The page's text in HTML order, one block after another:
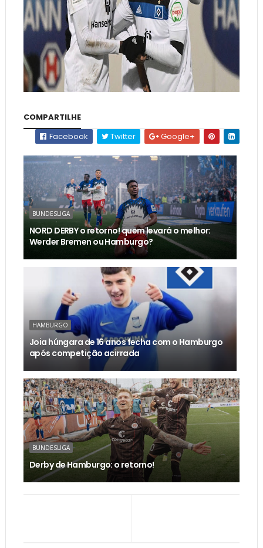
COMPARTILHE
Facebook
Twitter Google+
BUNDESLIGA
NORD DERBY o retorno! quem levará o melhor:
Werder Bremen ou Hamburgo?
HAMBURGO
Joia húngara de 16 anos fecha com o Hamburgo
após competição acirrada
BUNDESLIGA
Derby de Hamburgo: o retorno!